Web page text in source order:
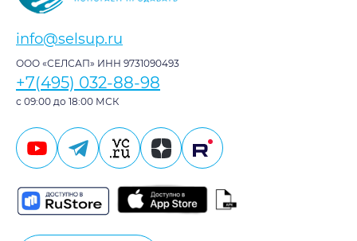
info@selsup.ru
ООО «СЕЛСАП» ИНН 9731090493
+7(495) 032-88-98
с 09:00 до 18:00 МСК